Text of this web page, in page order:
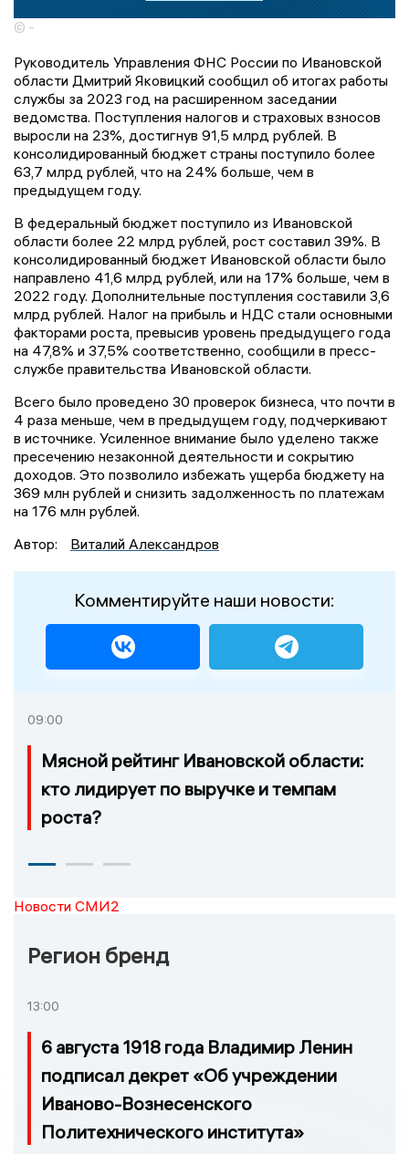
© -
Руководитель Управления ФНС России по Ивановской
области Дмитрий Яковицкий сообщил об итогах работы
службы за 2023 год на расширенном заседании
ведомства. Поступления налогов и страховых взносов
выросли на 23%, достигнув 91,5 млрд рублей. В
консолидированный бюджет страны поступило более
63,7 млрд рублей, что на 24% больше, чем в
предыдущем году.
В федеральный бюджет поступило из Ивановской
области более 22 млрд рублей, рост составил 39%. В
консолидированный бюджет Ивановской области было
направлено 41,6 млрд рублей, или на 17% больше, чем в
2022 году. Дополнительные поступления составили 3,6
млрд рублей. Налог на прибыль и НДС стали основными
факторами роста, превысив уровень предыдущего года
на 47,8% и 37,5% соответственно, сообщили в пресс-
службе правительства Ивановской области.
Всего было проведено 30 проверок бизнеса, что почти в
4 раза меньше, чем в предыдущем году, подчеркивают
в источнике. Усиленное внимание было уделено также
пресечению незаконной деятельности и сокрытию
доходов. Это позволило избежать ущерба бюджету на
369 млн рублей и снизить задолженность по платежам
на 176 млн рублей.
Автор:
Виталий Александров
Комментируйте наши новости:
09:00
Мясной рейтинг Ивановской области:
кто лидирует по выручке и темпам
роста?
Новости СМИ2
Регион бренд
13:00
6 августа 1918 года Владимир Ленин
подписал декрет «Об учреждении
Иваново-Вознесенского
Политехнического института»